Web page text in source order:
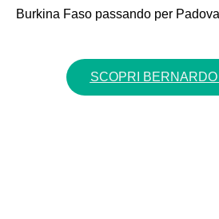
Burkina Faso passando per
SCOPRI